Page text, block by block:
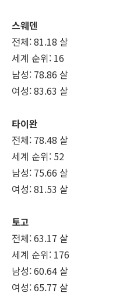
스웨덴
전체: 81.18 살
세계 순위: 16
남성: 78.86 살
여성: 83.63 살
타이완
전체: 78.48 살
세계 순위: 52
남성: 75.66 살
여성: 81.53 살
토고
전체: 63.17 살
세계 순위: 176
남성: 60.64 살
여성: 65.77 살